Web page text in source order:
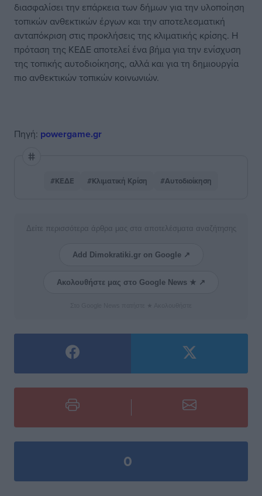
διασφαλίσει την επάρκεια των δήμων για την υλοποίηση
τοπικών ανθεκτικών έργων και την αποτελεσματική
ανταπόκριση στις προκλήσεις της κλιματικής κρίσης. Η
πρόταση της ΚΕΔΕ αποτελεί ένα βήμα για την ενίσχυση
της τοπικής αυτοδιοίκησης, αλλά και για τη δημιουργία
πιο ανθεκτικών τοπικών κοινωνιών.
Πηγή: powergame.gr
#ΚΕΔΕ #Κλιματική Κρίση #Αυτοδιοίκηση
Δείτε περισσότερα άρθρα μας στα αποτελέσματα αναζήτησης
Add Dimokratiki.gr on Google ↗
Ακολουθήστε μας στο Google News ★ ↗
0